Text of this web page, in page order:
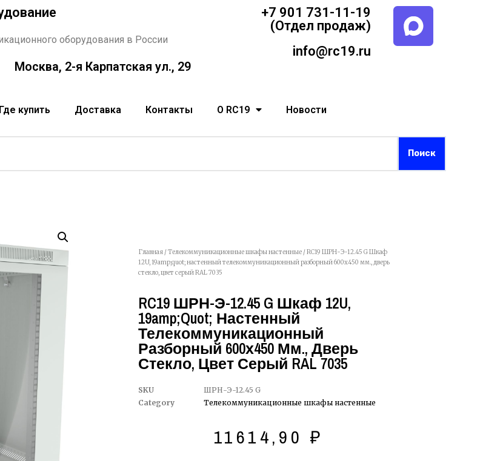
оборудования в России
Москва, 2-я Карпатская ул., 29
+7 901 731-11-19
(Отдел продаж)
info@rc19.ru
Где купить Доставка Контакты О RC19 Новости
Главная /Телекоммуникационные шкафы настенные / RC19 ШРН-Э-12.45 G Шкаф
12U, 19amp;quot; настенный телекоммуникационный разборный 600х450 мм., дверь
стекло, цвет серый RAL 7035
RC19 ШРН-Э-12.45 G Шкаф 12U,
19amp;quot; Настенный
Телекоммуникационный
Разборный 600х450 Мм., Дверь
Стекло, Цвет Серый RAL 7035
SKU
ШРН-Э-12.45 G
Category
Телекоммуникационные шкафы настенные
11614,90 ₽